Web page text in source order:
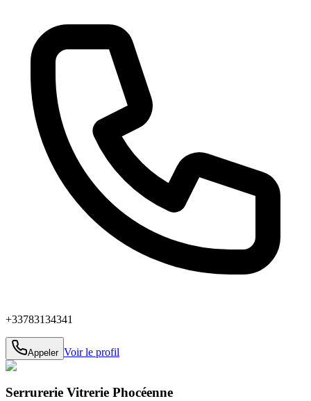
+33783134341
Appeler Voir le profil
Serrurerie Vitrerie Phocéenne